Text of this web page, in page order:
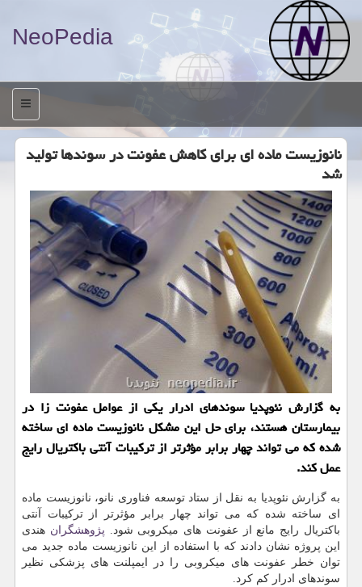
NeoPedia
منو
نانوزیست ماده ای برای كاهش عفونت در سوندها تولید
شد
به گزارش نئوپدیا سوندهای ادرار یكی از عوامل عفونت زا در
بیمارستان هستند، برای حل این مشكل نانوزیست ماده ای ساخته
شده كه می تواند چهار برابر مؤثرتر از تركیبات آنتی باكتریال رایج
عمل كند.
به گزارش نئوپدیا به نقل از ستاد توسعه فناوری نانو، نانوزیست ماده
ای ساخته شده كه می تواند چهار برابر مؤثرتر از تركیبات آنتی
باكتریال رایج مانع از عفونت های میكروبی شود. پژوهشگران هندی
این پروژه نشان دادند كه با استفاده از این نانوزیست ماده جدید می
توان خطر عفونت های میكروبی را در ایمپلنت های پزشكی نظیر
سوندهای ادرار كم كرد.